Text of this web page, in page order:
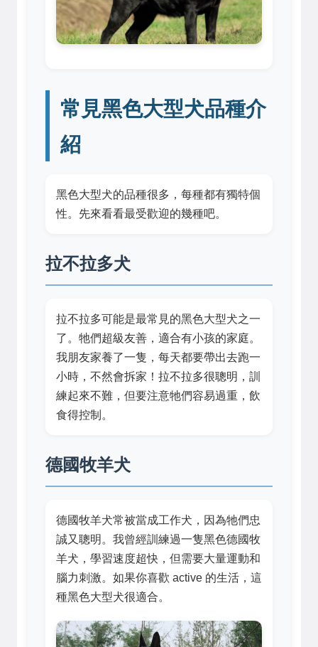
常見黑色大型犬品種介
紹
黑色大型犬的品種很多，每種都有獨特個
性。先來看看最受歡迎的幾種吧。
拉不拉多犬
拉不拉多可能是最常見的黑色大型犬之一
了。牠們超級友善，適合有小孩的家庭。
我朋友家養了一隻，每天都要帶出去跑一
小時，不然會拆家！拉不拉多很聰明，訓
練起來不難，但要注意牠們容易過重，飲
食得控制。
德國牧羊犬
德國牧羊犬常被當成工作犬，因為牠們忠
誠又聰明。我曾經訓練過一隻黑色德國牧
羊犬，學習速度超快，但需要大量運動和
腦力刺激。如果你喜歡 active 的生活，這
種黑色大型犬很適合。